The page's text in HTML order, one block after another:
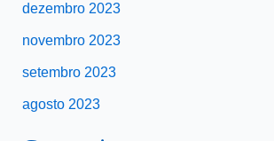
dezembro 2023
novembro 2023
setembro 2023
agosto 2023